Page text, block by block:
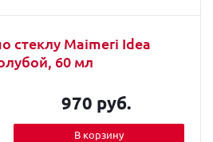
стеклу Maimeri Idea
60 мл
970 руб.
В корзину